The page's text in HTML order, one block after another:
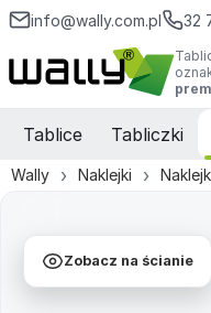
info@wally.com.pl 32
Tablice Tabliczki
Wally Naklejki
Zobacz na ścianie